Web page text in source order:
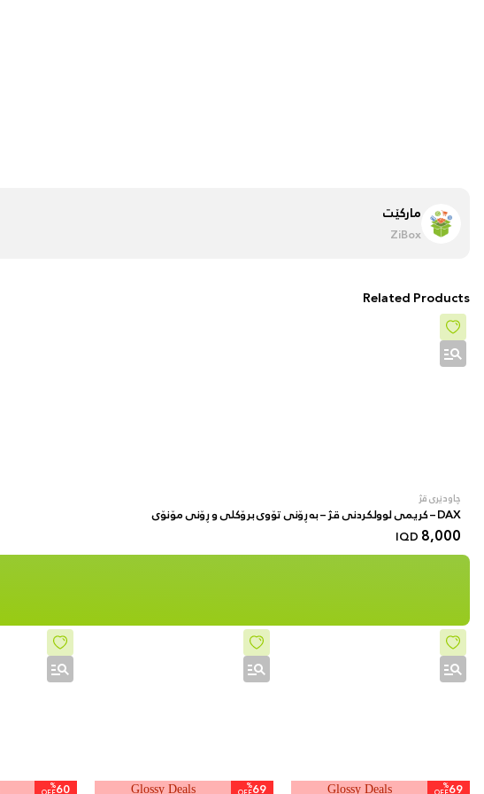
مارکێت
ZiBox
Related Products
چاودێری قژ
DAX – کریمی لوولکردنی قژ – بە ڕۆنی تۆوی برۆکلی و ڕۆنی مۆنۆی
8,000
IQD
69
%
Glossy Deals
69
%
Glossy Deals
60
%